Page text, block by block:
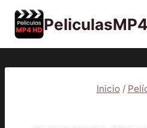
Saltar
contenido
Inicio /